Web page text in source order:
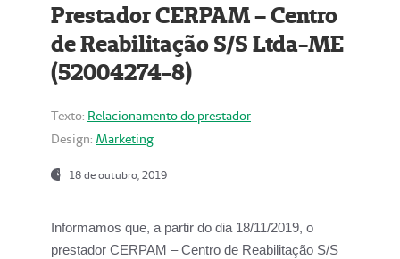
Prestador CERPAM – Centro
de Reabilitação S/S Ltda-ME
(52004274-8)
Texto: Relacionamento do prestador
Design: Marketing
18 de outubro, 2019
Informamos que, a partir do dia 18/11/2019, o
prestador CERPAM – Centro de Reabilitação S/S